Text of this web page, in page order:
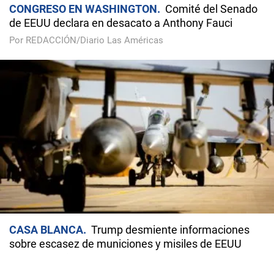
CONGRESO EN WASHINGTON
Comité del Senado
de EEUU declara en desacato a Anthony Fauci
Por REDACCIÓN/Diario Las Américas
CASA BLANCA
Trump desmiente informaciones
sobre escasez de municiones y misiles de EEUU